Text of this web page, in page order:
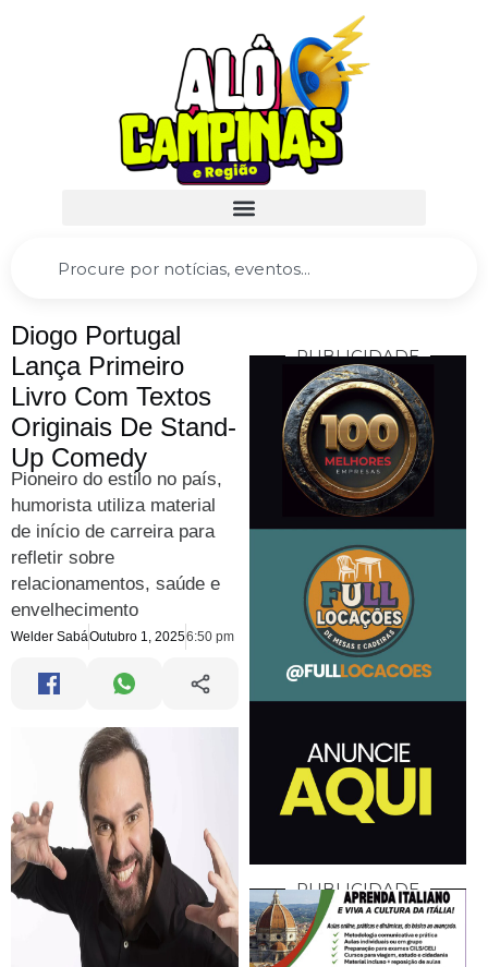
Diogo Portugal
Lança Primeiro
Livro Com Textos
Originais De Stand-
Up Comedy
Pioneiro do estilo no país,
humorista utiliza material
de início de carreira para
refletir sobre
relacionamentos, saúde e
envelhecimento
Welder SabáOutubro 1, 20256:50 pm
PUBLICIDADE
PUBLICIDADE